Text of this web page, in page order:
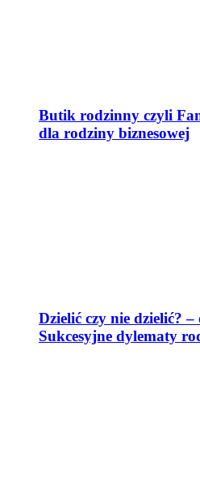
Butik rodzinny czyli
dla rodziny biznesowej
Dzielić czy nie dzielić?
Sukcesyjne dylematy